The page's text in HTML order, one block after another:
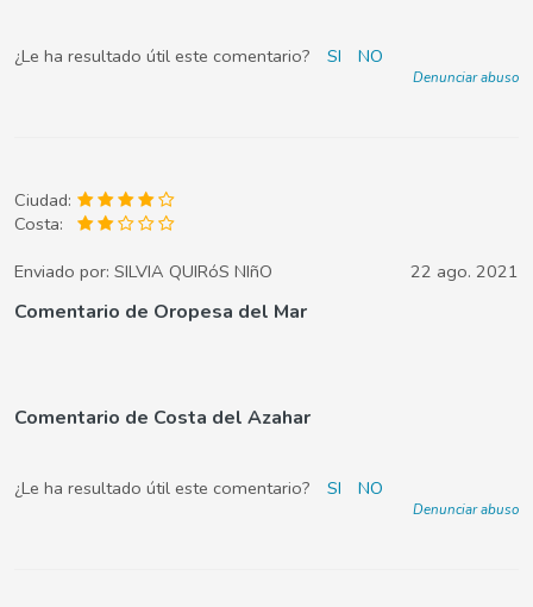
¿Le ha resultado útil este comentario? SI NO
Denunciar abuso
Ciudad:
Costa:
Enviado por: SILVIA QUIRóS NIñO 22 ago. 2021
Comentario de Oropesa del Mar
Comentario de Costa del Azahar
¿Le ha resultado útil este comentario? SI NO
Denunciar abuso